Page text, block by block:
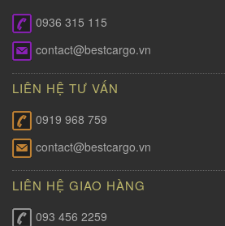
0936 315 115
contact@bestcargo.vn
LIÊN HỆ TƯ VẤN
0919 968 759
contact@bestcargo.vn
LIÊN HỆ GIAO HÀNG
093 456 2259